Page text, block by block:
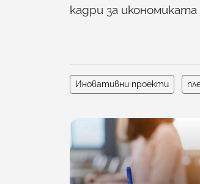
кадри за икономиката
Иновативни проекти